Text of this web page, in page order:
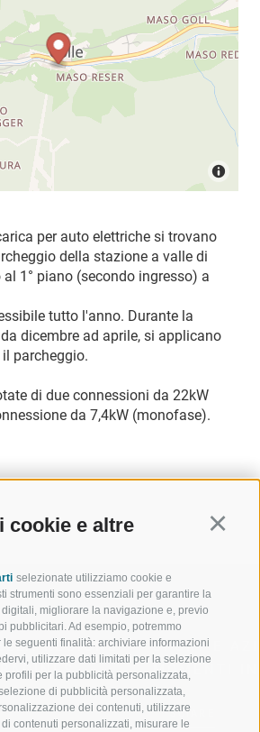
cookie e altre
selezionate utilizziamo cookie e
strumenti sono essenziali per garantire la
migliorare la navigazione e, previo
pubblicitari. Ad esempio, potremmo
seguenti finalità: archiviare informazioni
utilizzare dati limitati per la selezione
per la pubblicità personalizzata,
di pubblicità personalizzata,
dei contenuti, utilizzare
contenuti personalizzati, misurare le
per auto elettriche si trovano
della stazione a valle di
1° piano (secondo ingresso) a
tutto l'anno. Durante la
dicembre ad aprile, si applicano
parcheggio.
di due connessioni da 22kW
da 7,4kW (monofase).
REGIONE
SPORT E
MOMENTI
SCIARE